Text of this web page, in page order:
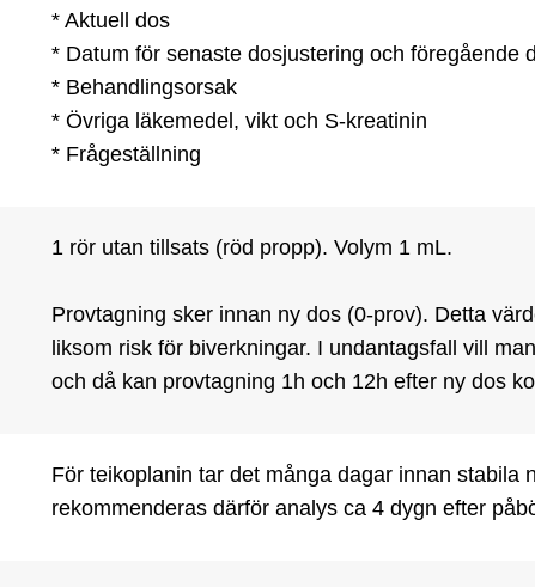
* Aktuell dos
* Datum för senaste dosjustering och föregående
* Behandlingsorsak
* Övriga läkemedel, vikt och S-kreatinin
* Frågeställning
1 rör utan tillsats (röd propp). Volym 1 mL.
Provtagning sker innan ny dos (0-prov). Detta
liksom risk för biverkningar. I undantagsfall vill
och då kan provtagning 1h och 12h efter ny dos
För teikoplanin tar det många dagar innan stabila
rekommenderas därför analys ca 4 dygn efter